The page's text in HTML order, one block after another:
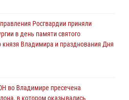
Росгвардии приняли
в день памяти святого
князя Владимира и празднования Дня
во Владимире пресечена
в котором оказывались